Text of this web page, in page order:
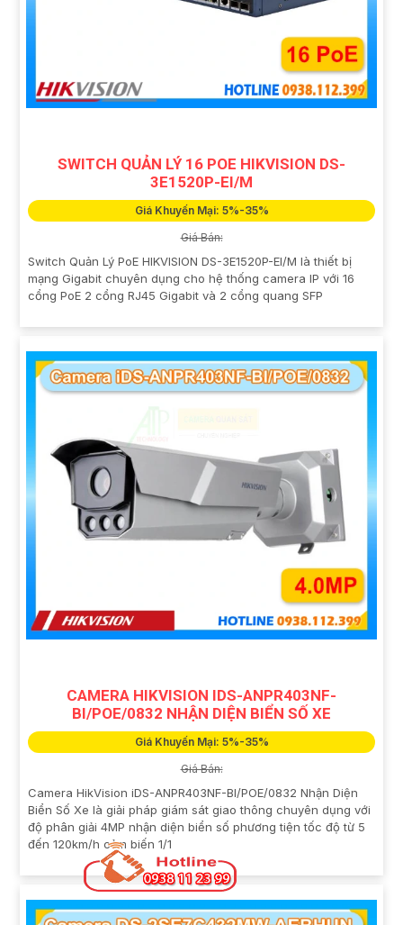
SWITCH QUẢN LÝ 16 POE HIKVISION DS-
3E1520P-EI/M
Giá Khuyến Mại: 5%-35%
Giá Bán:
Switch Quản Lý PoE HIKVISION DS-3E1520P-EI/M là thiết bị
mạng Gigabit chuyên dụng cho hệ thống camera IP với 16
cổng PoE 2 cổng RJ45 Gigabit và 2 cổng quang SFP
CAMERA HIKVISION IDS-ANPR403NF-
BI/POE/0832 NHẬN DIỆN BIỂN SỐ XE
Giá Khuyến Mại: 5%-35%
Giá Bán:
Camera HikVision iDS-ANPR403NF-BI/POE/0832 Nhận Diện
Biển Số Xe là giải pháp giám sát giao thông chuyên dụng với
độ phân giải 4MP nhận diện biển số phương tiện tốc độ từ 5
đến 120km/h cảm biến 1/1